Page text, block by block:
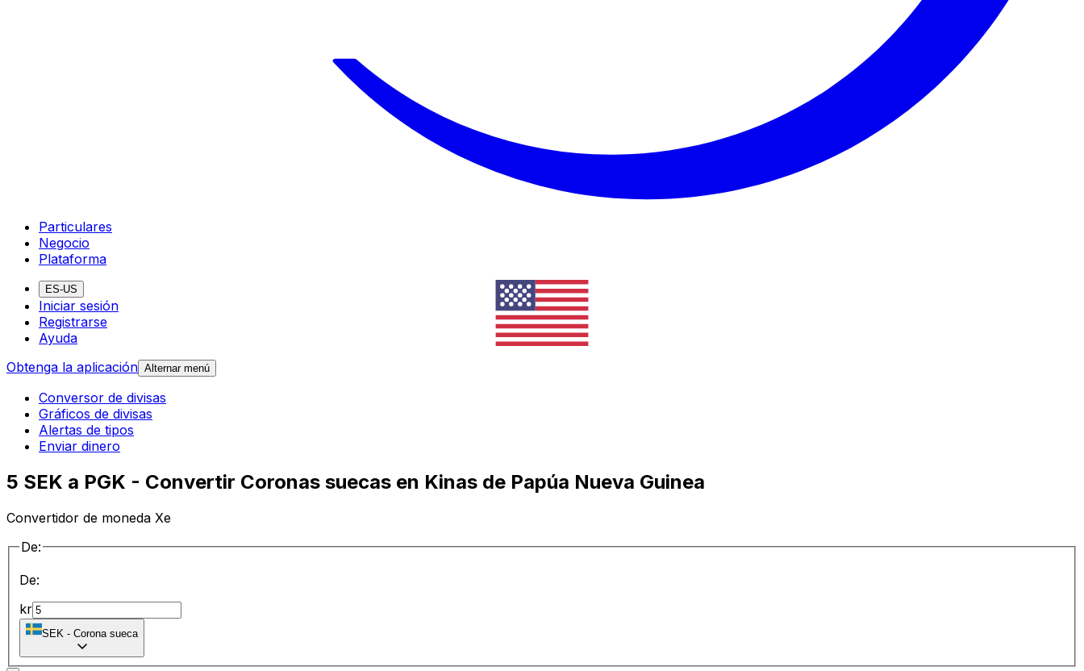
Particulares
Negocio
Plataforma
ES-US
Iniciar sesión
Registrarse
Ayuda
Obtenga la aplicación Alternar menú
Conversor de divisas
Gráficos de divisas
Alertas de tipos
Enviar dinero
5 SEK a PGK - Convertir Coronas suecas en Kinas de Papúa Nueva Guinea
Convertidor de moneda Xe
De:
De:
kr
SEK - Corona sueca